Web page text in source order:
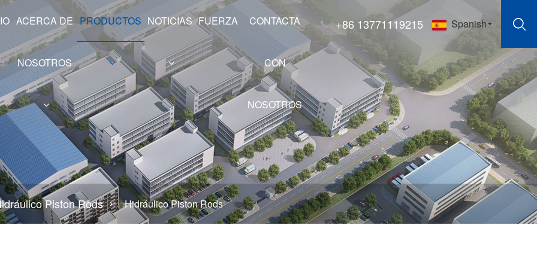
ACERCA DE
NOSOTROS
PRODUCTOS
Serie Hollow Shaft
NOTICIAS FUERZA CONTACTA
CON
NOSOTROS
+86 13771119215 Spanish
Piston Rods Hidráulico Piston Rods